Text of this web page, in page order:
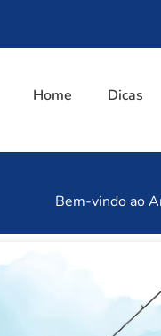
Home Dicas
Bem-vindo ao